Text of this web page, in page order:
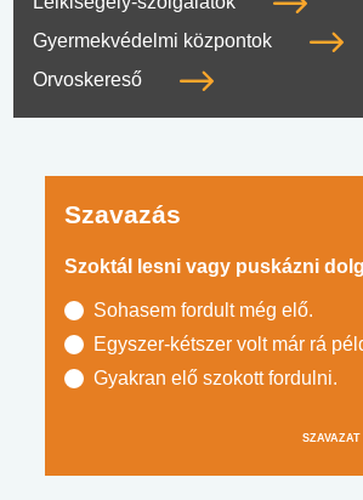
Gyermekvédelmi központok
Orvoskereső
Szavazás
Szoktál lesni vagy puskázni
Sohasem fordult még elő.
Egyszer-kétszer volt már rá
Gyakran elő szokott fordulni.